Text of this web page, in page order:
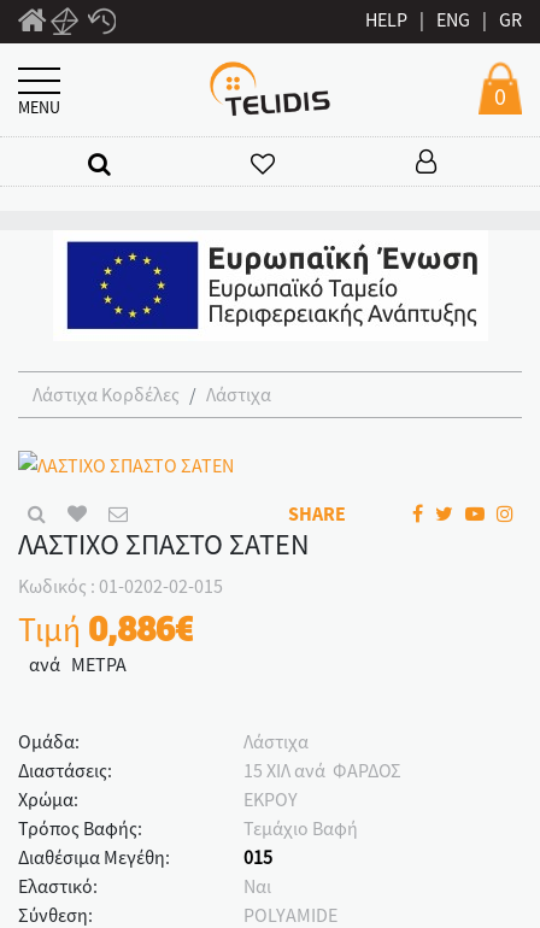
HELP | ENG | GR
MENU 0
Λάστιχα Κορδέλες Λάστιχα
SHARE
ΛΑΣΤΙΧΟ ΣΠΑΣΤΟ ΣΑΤΕΝ
Κωδικός : 01-0202-02-015
Τιμή 0,886€
ανά ΜΕΤΡΑ
Ομάδα:
Λάστιχα
Διαστάσεις:
15 ΧΙΛ ανά ΦΑΡΔΟΣ
Χρώμα:
ΕΚΡΟΥ
Τρόπος Βαφής:
Τεμάχιο Βαφή
Διαθέσιμα Μεγέθη:
015
Ελαστικό:
Ναι
Σύνθεση:
POLYAMIDE